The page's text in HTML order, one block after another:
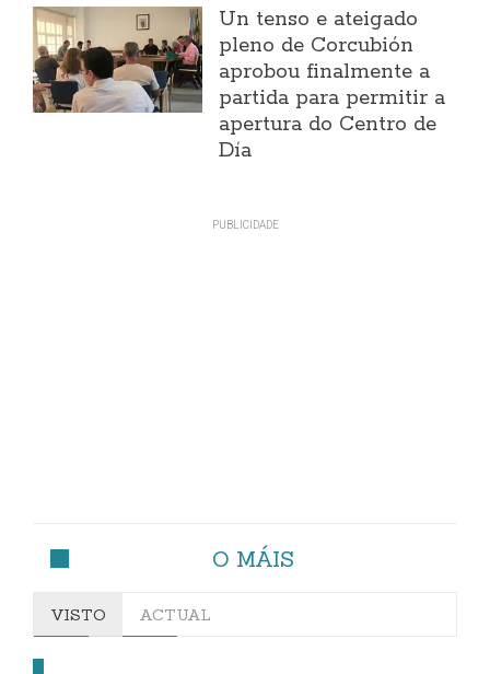
Un tenso e ateigado
pleno de Corcubión
aprobou finalmente a
partida para permitir a
apertura do Centro de
Día
O MÁIS
VISTO ACTUAL